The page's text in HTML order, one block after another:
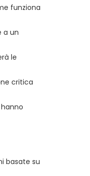
funziona
a un
le
critica
basate su